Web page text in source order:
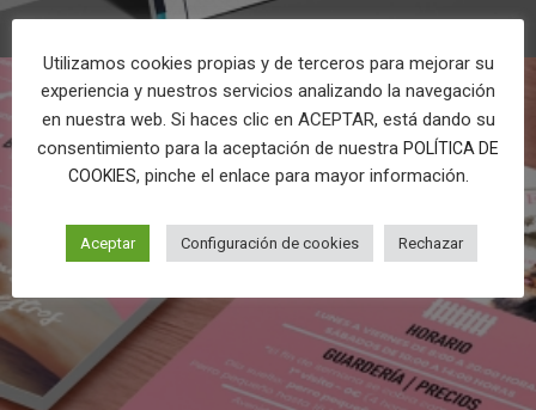
Utilizamos cookies propias y de terceros para mejorar su
experiencia y nuestros servicios analizando la navegación
en nuestra web. Si haces clic en ACEPTAR, está dando su
consentimiento para la aceptación de nuestra POLÍTICA DE
COOKIES, pinche el enlace para mayor información.
Aceptar Configuración de cookies Rechazar